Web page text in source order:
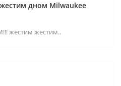
дном Milwaukee
жестим жестим..